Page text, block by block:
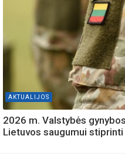
AKTUALIJOS
2026 m. Valstybės
Lietuvos saugumui stiprinti